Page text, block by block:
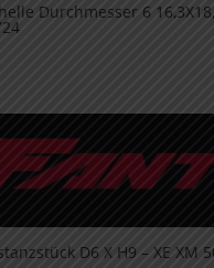
Durchmesser 6
D6 X H9 – XE XM